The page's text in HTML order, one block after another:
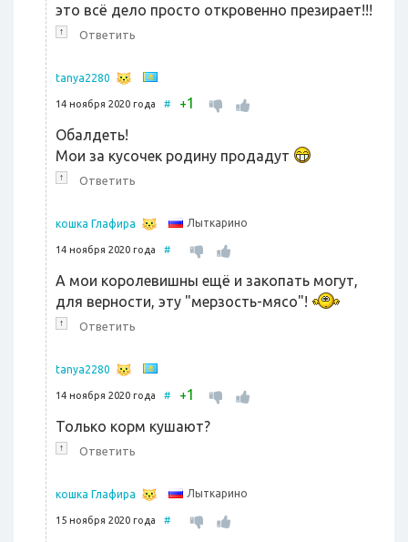
это всё дело просто откровенно презирает!!!
↑ Ответить
tanya2280
14 ноября 2020 года # +1
Обалдеть!
Мои за кусочек родину продадут
↑ Ответить
кошка Глафира Лыткарино
14 ноября 2020 года #
А мои королевишны ещё и закопать могут,
для верности, эту "мерзость-мясо"!
↑ Ответить
tanya2280
14 ноября 2020 года # +1
Только корм кушают?
↑ Ответить
кошка Глафира Лыткарино
15 ноября 2020 года #